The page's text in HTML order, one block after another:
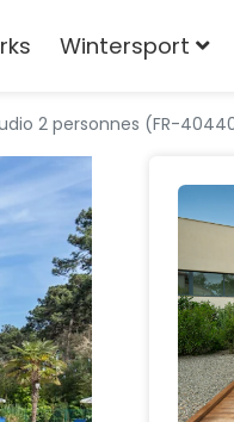
Wintersport
2 personnes (FR-